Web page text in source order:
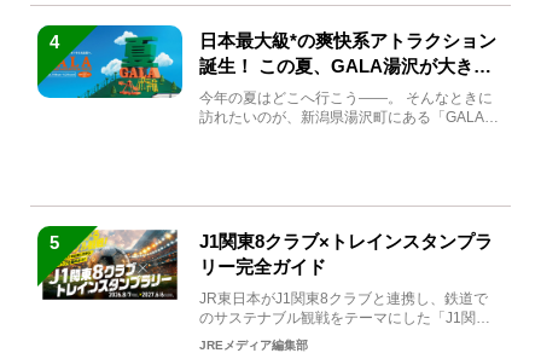
4
日本最大級*の爽快系アトラクション
誕生！ この夏、GALA湯沢が大きく
生まれ変わる
今年の夏はどこへ行こう――。 そんなときに
訪れたいのが、新潟県湯沢町にある「GALA湯
5
J1関東8クラブ×トレインスタンプラ
リー完全ガイド
JR東日本がJ1関東8クラブと連携し、鉄道で
のサステナブル観戦をテーマにした「J1関東8
クラブ×トレイン...
JREメディア編集部